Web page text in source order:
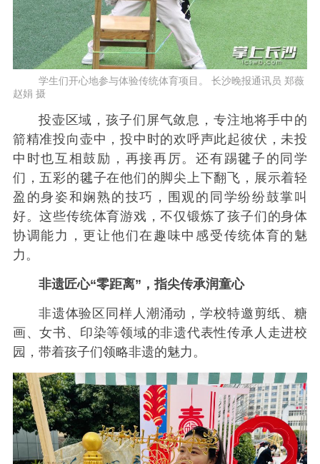
学生们开心地参与体验传统体育项目。 长沙晚报通讯员 郑薇
赵娟 摄
投壶区域，孩子们屏气敛息，专注地将手中的
箭精准投向壶中，投中时的欢呼声此起彼伏，未投
中时也互相鼓励，再接再厉。还有踢毽子的同学
们，五彩的毽子在他们的脚尖上下翻飞，展示着轻
盈的身姿和娴熟的技巧，围观的同学纷纷鼓掌叫
好。这些传统体育游戏，不仅锻炼了孩子们的身体
协调能力，更让他们在趣味中感受传统体育的魅
力。
非遗匠心“零距离”，指尖传承润童心
非遗体验区同样人潮涌动，学校特邀剪纸、糖
画、女书、印染等领域的非遗代表性传承人走进校
园，带着孩子们领略非遗的魅力。